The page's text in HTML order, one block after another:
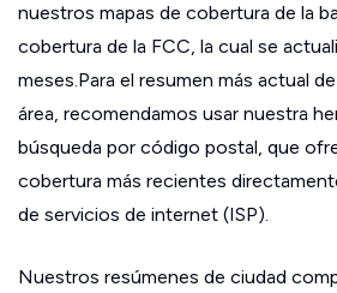
nuestros mapas de cobertura de la
cobertura de la FCC, la cual se
meses.Para el resumen más actual
área, recomendamos usar nuestra
búsqueda por código postal, que
cobertura más recientes
de servicios de internet (ISP).
Nuestros resúmenes de ciudad